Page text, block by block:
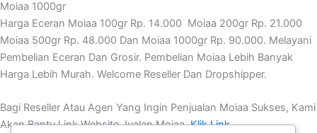
Moiaa 1000gr
Harga Eceran Moiaa 100gr Rp. 14.000 Moiaa 200gr Rp. 21.000
Moiaa 500gr Rp. 48.000 Dan Moiaa 1000gr Rp. 90.000. Melayani
Pembelian Eceran Dan Grosir. Pembelian Moiaa Lebih Banyak
Harga Lebih Murah. Welcome Reseller Dan Dropshipper.
Bagi Reseller Atau Agen Yang Ingin Penjualan Moiaa Sukses, Kami
Akan Bantu Link Website Jualan Moiaa.Klik Link